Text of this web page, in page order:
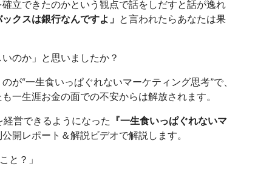
立できたのかという観点で話をしだすと話が逸れ
クスは銀行なんですよ」 と言われたらあなたは果
のか」と思いましたか？
が“一生食いっぱぐれないマーケティング思考”で、
一生涯お金の面での不安からは解放されます。
営できるようになった 『一生食いっぱぐれないマ
開レポート＆解説ビデオで解説します。
と？」